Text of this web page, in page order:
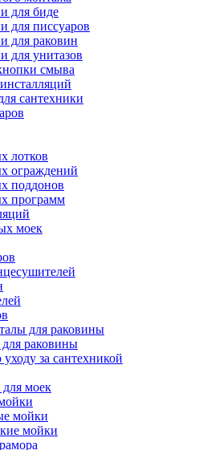
для биде
для писсуаров
для раковин
для унитазов
смыва
сантехники
лотков
ограждений
поддонов
программ
моек
для раковины
раковины
за сантехникой
моек
мойки
мойки